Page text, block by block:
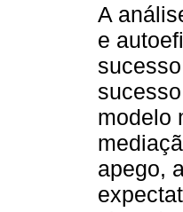
A
e
modelo
apego,